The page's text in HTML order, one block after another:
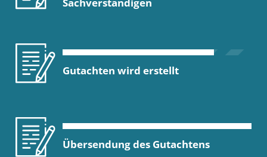
Gutachten wird erstellt
Übersendung des Gutachtens